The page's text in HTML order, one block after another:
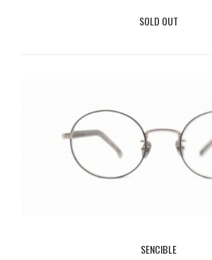
SOLD OUT
SENCIBLE